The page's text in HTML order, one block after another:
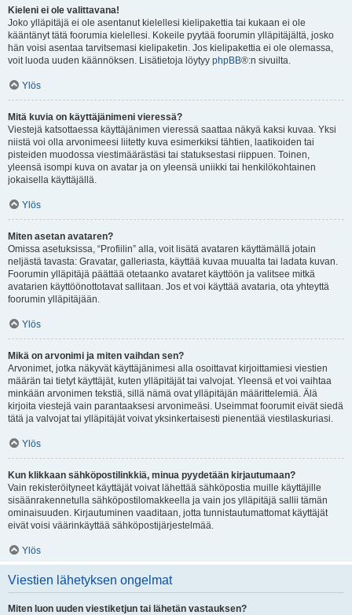
Kieleni ei ole valittavana!
Joko ylläpitäjä ei ole asentanut kielellesi kielipakettia tai kukaan ei ole
kääntänyt tätä foorumia kielellesi. Kokeile pyytää foorumin ylläpitäjältä, josko
hän voisi asentaa tarvitsemasi kielipaketin. Jos kielipakettia ei ole olemassa,
voit luoda uuden käännöksen. Lisätietoja löytyy phpBB®:n sivuilta.
Ylös
Mitä kuvia on käyttäjänimeni vieressä?
Viestejä katsottaessa käyttäjänimen vieressä saattaa näkyä kaksi kuvaa. Yksi
niistä voi olla arvonimeesi liitetty kuva esimerkiksi tähtien, laatikoiden tai
pisteiden muodossa viestimäärästäsi tai statuksestasi riippuen. Toinen,
yleensä isompi kuva on avatar ja on yleensä uniikki tai henkilökohtainen
jokaisella käyttäjällä.
Ylös
Miten asetan avataren?
Omissa asetuksissa, “Profiilin” alla, voit lisätä avataren käyttämällä jotain
neljästä tavasta: Gravatar, galleriasta, käyttää kuvaa muualta tai ladata kuvan.
Foorumin ylläpitäjä päättää otetaanko avataret käyttöön ja valitsee mitkä
avatarien käyttöönottotavat sallitaan. Jos et voi käyttää avataria, ota yhteyttä
foorumin ylläpitäjään.
Ylös
Mikä on arvonimi ja miten vaihdan sen?
Arvonimet, jotka näkyvät käyttäjänimesi alla osoittavat kirjoittamiesi viestien
määrän tai tietyt käyttäjät, kuten ylläpitäjät tai valvojat. Yleensä et voi vaihtaa
minkään arvonimen tekstiä, sillä nämä ovat ylläpitäjän määrittelemiä. Älä
kirjoita viestejä vain parantaaksesi arvonimeäsi. Useimmat foorumit eivät siedä
tätä ja valvojat tai ylläpitäjät voivat yksinkertaisesti pienentää viestilaskuriasi.
Ylös
Kun klikkaan sähköpostilinkkiä, minua pyydetään kirjautumaan?
Vain rekisteröityneet käyttäjät voivat lähettää sähköpostia muille käyttäjille
sisäänrakennetulla sähköpostilomakkeella ja vain jos ylläpitäjä sallii tämän
ominaisuuden. Kirjautuminen vaaditaan, jotta tunnistautumattomat käyttäjät
eivät voisi väärinkäyttää sähköpostijärjestelmää.
Ylös
Viestien lähetyksen ongelmat
Miten luon uuden viestiketjun tai lähetän vastauksen?